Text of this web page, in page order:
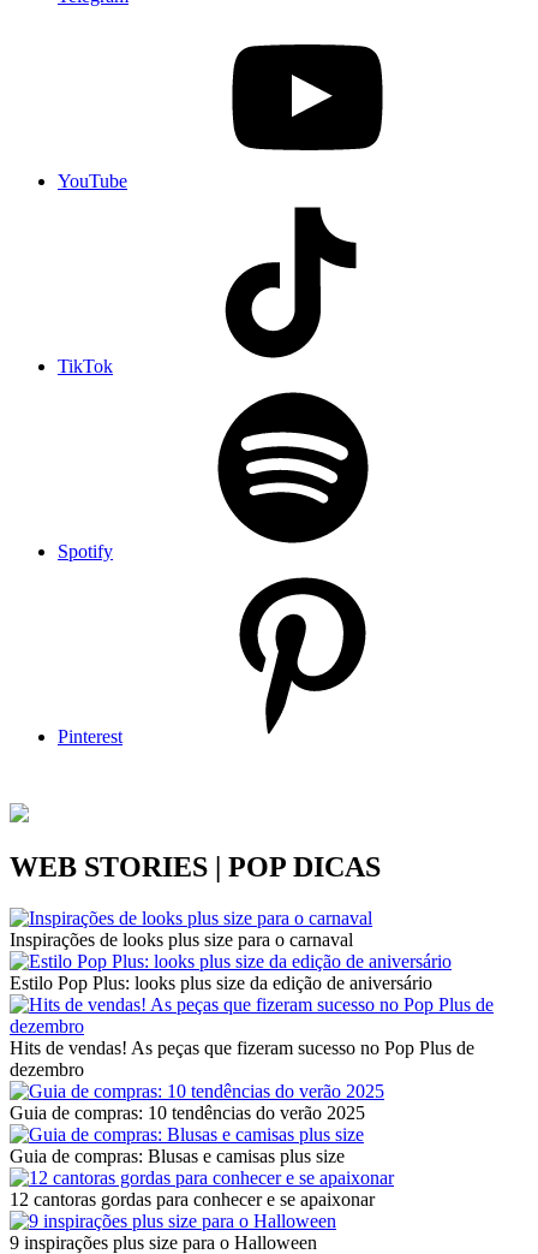
YouTube
TikTok
Spotify
Pinterest
WEB STORIES | POP DICAS
Inspirações de looks plus size para o carnaval
Estilo Pop Plus: looks plus size da edição de aniversário
Hits de vendas! As peças que fizeram sucesso no Pop Plus de
dezembro
Guia de compras: 10 tendências do verão 2025
Guia de compras: Blusas e camisas plus size
12 cantoras gordas para conhecer e se apaixonar
9 inspirações plus size para o Halloween